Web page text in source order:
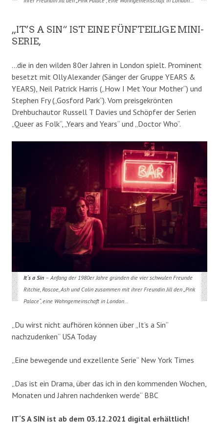
„IT’S A SIN“ IST EINE FÜNFTEILIGE MINI-
SERIE,
…die in den wilden 80er Jahren in London spielt. Prominent
besetzt mit Olly Alexander (Sänger der Gruppe YEARS &
YEARS), Neil Patrick Harris („How I Met Your Mother“) und
Stephen Fry („Gosford Park“). Vom preisgekrönten
Drehbuchautor Russell T Davies und Schöpfer der Serien
„Queer as Folk“, „Years and Years“ und „Doctor Who“.
It´s a Sin– Anfang der 1980er Jahre gründen die vier schwulen Freunde
Ritchie, Roscoe, Ash und Colin zusammen mit ihrer Freundin Jill den „Pink
Palace“, eine Wohngemeinschaft in London…
„Du wirst nicht aufhören können über „It’s a Sin“
nachzudenken“ USA Today
„Eine bewegende und exzellente Serie“ New York Times
„Das ist ein Drama, über das ich in den kommenden Wochen,
Monaten und Jahren nachdenken werde“ BBC
IT‘S A SIN ist ab dem 03.12.2021 digital erhältlich!